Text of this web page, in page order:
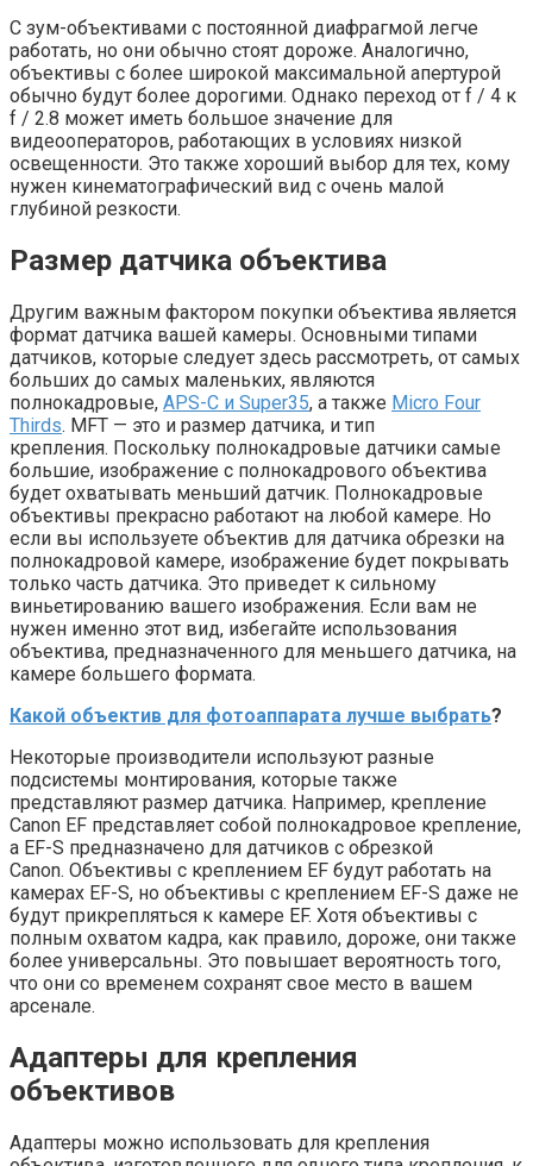
С зум-объективами с постоянной диафрагмой легче
работать, но они обычно стоят дороже. Аналогично,
объективы с более широкой максимальной апертурой
обычно будут более дорогими. Однако переход от f / 4 к
f / 2.8 может иметь большое значение для
видеооператоров, работающих в условиях низкой
освещенности. Это также хороший выбор для тех, кому
нужен кинематографический вид с очень малой
глубиной резкости.
Размер датчика объектива
Другим важным фактором покупки объектива является
формат датчика вашей камеры. Основными типами
датчиков, которые следует здесь рассмотреть, от самых
больших до самых маленьких, являются
полнокадровые, APS-C и Super35, а также Micro Four
Thirds. MFT — это и размер датчика, и тип
крепления. Поскольку полнокадровые датчики самые
большие, изображение с полнокадрового объектива
будет охватывать меньший датчик. Полнокадровые
объективы прекрасно работают на любой камере. Но
если вы используете объектив для датчика обрезки на
полнокадровой камере, изображение будет покрывать
только часть датчика. Это приведет к сильному
виньетированию вашего изображения. Если вам не
нужен именно этот вид, избегайте использования
объектива, предназначенного для меньшего датчика, на
камере большего формата.
Какой объектив для фотоаппарата лучше выбрать?
Некоторые производители используют разные
подсистемы монтирования, которые также
представляют размер датчика. Например, крепление
Canon EF представляет собой полнокадровое крепление,
а EF-S предназначено для датчиков с обрезкой
Canon. Объективы с креплением EF будут работать на
камерах EF-S, но объективы с креплением EF-S даже не
будут прикрепляться к камере EF. Хотя объективы с
полным охватом кадра, как правило, дороже, они также
более универсальны. Это повышает вероятность того,
что они со временем сохранят свое место в вашем
арсенале.
Адаптеры для крепления
объективов
Адаптеры можно использовать для крепления